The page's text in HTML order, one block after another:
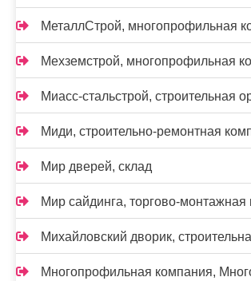
МеталлСтрой, многопрофильная
Мехземстрой, многопрофильная
Миасс-cтальстрой, строительная
Миди, строительно-ремонтная
Мир дверей, склад
Мир сайдинга, торгово-монтажная
Михайловский дворик,
Многопрофильная компания,